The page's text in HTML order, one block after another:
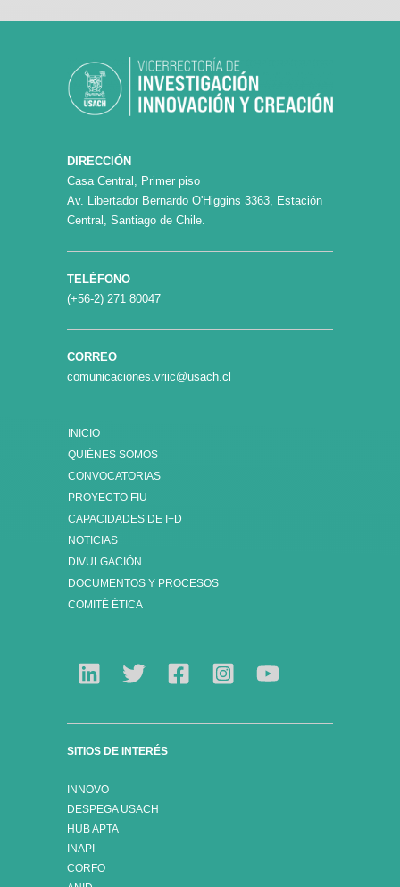
DIRECCIÓN
Casa Central, Primer piso
Av. Libertador Bernardo O'Higgins 3363, Estación
Central, Santiago de Chile.
TELÉFONO
(+56-2) 271 80047
CORREO
comunicaciones.vriic@usach.cl
INICIO
QUIÉNES SOMOS
CONVOCATORIAS
PROYECTO FIU
CAPACIDADES DE I+D
NOTICIAS
DIVULGACIÓN
DOCUMENTOS Y PROCESOS
COMITÉ ÉTICA
SITIOS DE INTERÉS
INNOVO
DESPEGA USACH
HUB APTA
INAPI
CORFO